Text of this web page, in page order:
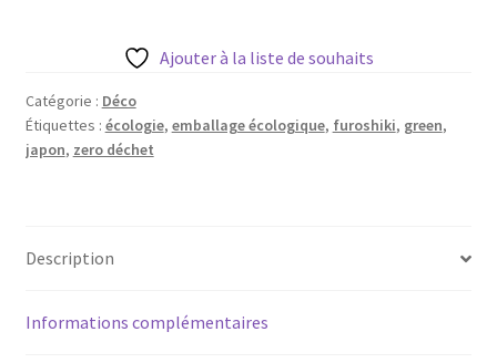
Japonais
lapin
bleu
x
cm
Ajouter à la liste de souhaits
Catégorie : Déco
Étiquettes : écologie, emballage écologique, furoshiki, green,
japon, zero déchet
Description
Informations complémentaires